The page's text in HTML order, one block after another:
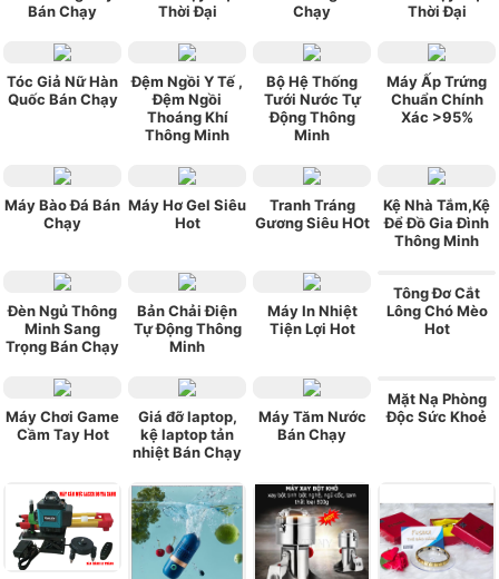
Bán Chạy
Thời Đại
Chạy
Thời Đại
Tóc Giả Nữ Hàn
Quốc Bán Chạy
Đệm Ngồi Y Tế ,
Đệm Ngồi
Thoáng Khí
Thông Minh
Bộ Hệ Thống
Tưới Nước Tự
Động Thông
Minh
Máy Ấp Trứng
Chuẩn Chính
Xác >95%
Máy Bào Đá Bán
Chạy
Máy Hơ Gel Siêu
Hot
Tranh Tráng
Gương Siêu HOt
Kệ Nhà Tắm,Kệ
Để Đồ Gia Đình
Thông Minh
Đèn Ngủ Thông
Minh Sang
Trọng Bán Chạy
Bản Chải Điện
Tự Động Thông
Minh
Máy In Nhiệt
Tiện Lợi Hot
Tông Đơ Cắt
Lông Chó Mèo
Hot
Máy Chơi Game
Cầm Tay Hot
Giá đỡ laptop,
kệ laptop tản
nhiệt Bán Chạy
Máy Tăm Nước
Bán Chạy
Mặt Nạ Phòng
Độc Sức Khoẻ